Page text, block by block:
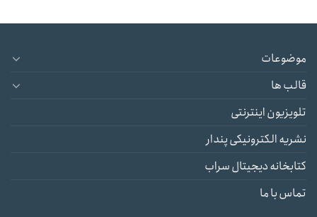
موضوعات
قالب ها
تلویزیون اینترنتی
نشریه الکترونیکی پندار
کتابخانه دیجیتال سراب
تماس با ما